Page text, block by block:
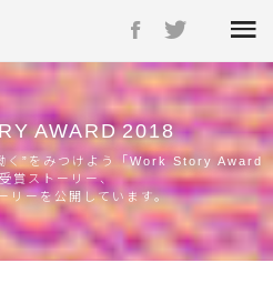
AWARD 2018
く”をみつけよう「Work Story Award
賞ストーリー、
リーを公開しています。